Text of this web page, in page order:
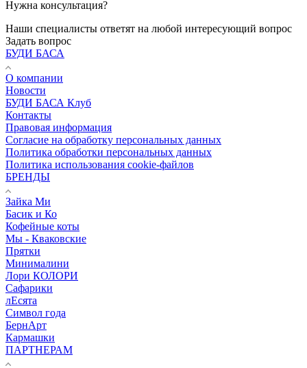
Нужна консультация?
Наши специалисты ответят на любой интересующий вопрос
Задать вопрос
БУДИ БАСА
О компании
Новости
БУДИ БАСА Клуб
Контакты
Правовая информация
Согласие на обработку персональных данных
Политика обработки персональных данных
Политика использования cookie-файлов
БРЕНДЫ
Зайка Ми
Басик и Ко
Кофейные коты
Мы - Кваковские
Прятки
Минималини
Лори КОЛОРИ
Сафарики
лЕсята
Символ года
БернАрт
Кармашки
ПАРТНЕРАМ